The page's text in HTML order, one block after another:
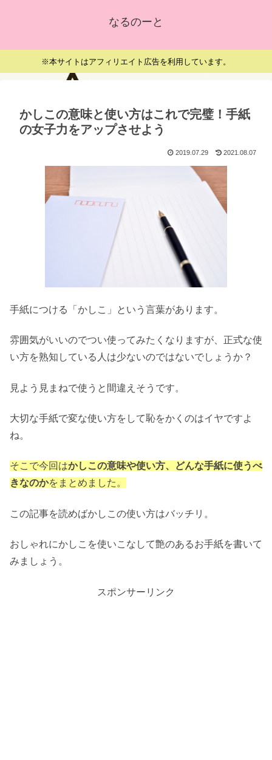
なるのーと
※本サイトはアフィリエイト広告を利用しています。
かしこの意味と使い方はこれで完璧！手紙
の女子力をアップさせよう
2019.07.29 2021.08.07
手紙につける「かしこ」という言葉があります。
雰囲気がいいのでつい使ってみたくなりますが、正式な使
い方を熟知している人は少ないのではないでしょうか？
見よう見まねで使うと間違えそうです。
大切な手紙で変な使い方をして恥をかくのはイヤですよ
ね。
そこで今回はかしこの意味や使い方、どんな手紙に使うべ
きなのかをまとめました。
この記事を読めばかしこの使い方はバッチリ。
おしゃれにかしこを使いこなして艶のあるお手紙を書いて
みましょう。
スポンサーリンク